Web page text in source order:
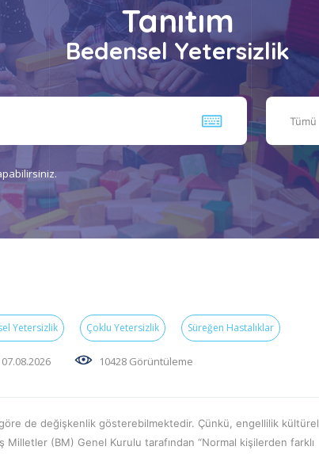
Tanıtım
Bedensel Yetersizlik
Tümü
Yetersizlik Çoklu Yetersizlik Süreğen Hastalıklar
10428 Görüntüleme
de değişkenlik gösterebilmektedir. Çünkü, engellilik kültürel
Milletler (BM) Genel Kurulu tarafından “Normal kişilerden farklı